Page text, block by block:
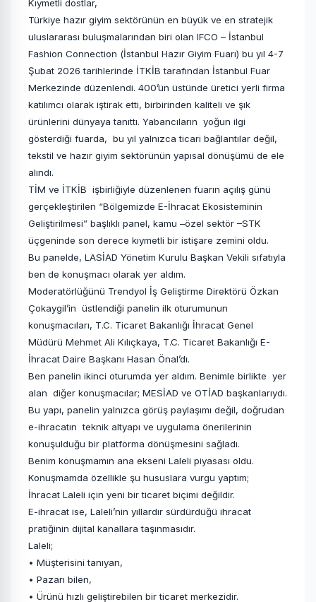
Kıymetli dostlar,
Türkiye hazır giyim sektörünün en büyük ve en stratejik
uluslararası buluşmalarından biri olan IFCO – İstanbul
Fashion Connection (İstanbul Hazır Giyim Fuarı) bu yıl 4-7
Şubat 2026 tarihlerinde İTKİB tarafından İstanbul Fuar
Merkezinde düzenlendi. 400’ün üstünde üretici yerli firma
katılımcı olarak iştirak etti, birbirinden kaliteli ve şık
ürünlerini dünyaya tanıttı. Yabancıların yoğun ilgi
gösterdiği fuarda, bu yıl yalnızca ticari bağlantılar değil,
tekstil ve hazır giyim sektörünün yapısal dönüşümü de ele
alındı.
TİM ve İTKİB işbirliğiyle düzenlenen fuarın açılış günü
gerçekleştirilen “Bölgemizde E-İhracat Ekosisteminin
Geliştirilmesi” başlıklı panel, kamu –özel sektör –STK
üçgeninde son derece kıymetli bir istişare zemini oldu.
Bu panelde, LASİAD Yönetim Kurulu Başkan Vekili sıfatıyla
ben de konuşmacı olarak yer aldım.
Moderatörlüğünü Trendyol İş Geliştirme Direktörü Özkan
Çokaygil’in üstlendiği panelin ilk oturumunun
konuşmacıları, T.C. Ticaret Bakanlığı İhracat Genel
Müdürü Mehmet Ali Kılıçkaya, T.C. Ticaret Bakanlığı E-
İhracat Daire Başkanı Hasan Önal’dı.
Ben panelin ikinci oturumda yer aldım. Benimle birlikte yer
alan diğer konuşmacılar; MESİAD ve OTİAD başkanlarıydı.
Bu yapı, panelin yalnızca görüş paylaşımı değil, doğrudan
e-ihracatın teknik altyapı ve uygulama önerilerinin
konuşulduğu bir platforma dönüşmesini sağladı.
Benim konuşmamın ana ekseni Laleli piyasası oldu.
Konuşmamda özellikle şu hususlara vurgu yaptım;
İhracat Laleli için yeni bir ticaret biçimi değildir.
E-ihracat ise, Laleli’nin yıllardır sürdürdüğü ihracat
pratiğinin dijital kanallara taşınmasıdır.
Laleli;
• Müşterisini tanıyan,
• Pazarı bilen,
• Ürünü hızlı geliştirebilen bir ticaret merkezidir.